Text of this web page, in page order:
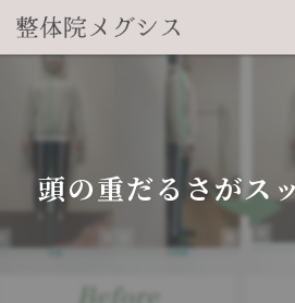
頭の重だるさがス